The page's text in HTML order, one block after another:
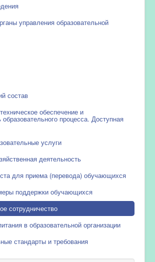
управления образовательной
состав
обеспечение и
процесса. Доступная
услуги
деятельность
для приема (перевода) обучающихся
поддержки обучающихся
сотрудничество
в образовательной организации
стандарты и требования